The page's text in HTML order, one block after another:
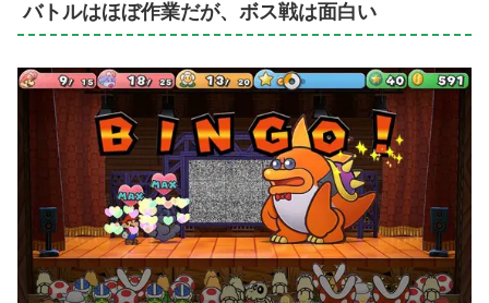
バトルはほぼ作業だが、ボス戦は面白い